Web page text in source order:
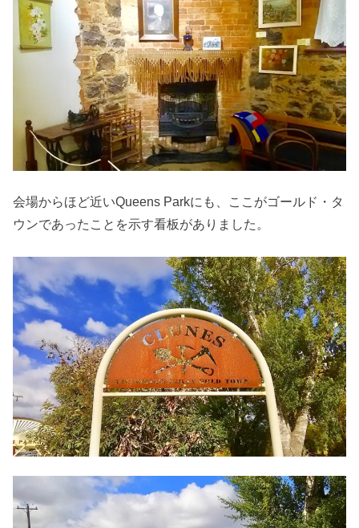
会場からほど近いQueens Parkにも、ここがゴールド・タ
ウンであったことを示す看板がありました。